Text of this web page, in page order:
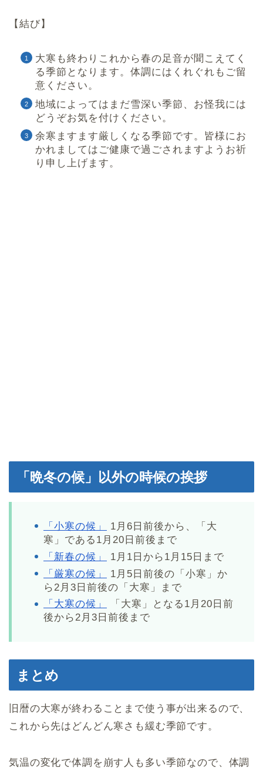
【結び】
大寒も終わりこれから春の足音が聞こえてく
る季節となります。体調にはくれぐれもご留
意ください。
地域によってはまだ雪深い季節、お怪我には
どうぞお気を付けください。
余寒ますます厳しくなる季節です。皆様にお
かれましてはご健康で過ごされますようお祈
り申し上げます。
「晩冬の候」以外の時候の挨拶
「小寒の候」
1月6日前後から、「大
寒」である1月20日前後まで
「新春の候」
1月1日から1月15日まで
「厳寒の候」
1月5日前後の「小寒」か
ら2月3日前後の「大寒」まで
「大寒の候」
「大寒」となる1月20日前
後から2月3日前後まで
まとめ
旧暦の大寒が終わることまで使う事が出来るので、
これから先はどんどん寒さも緩む季節です。
気温の変化で体調を崩す人も多い季節なので、体調